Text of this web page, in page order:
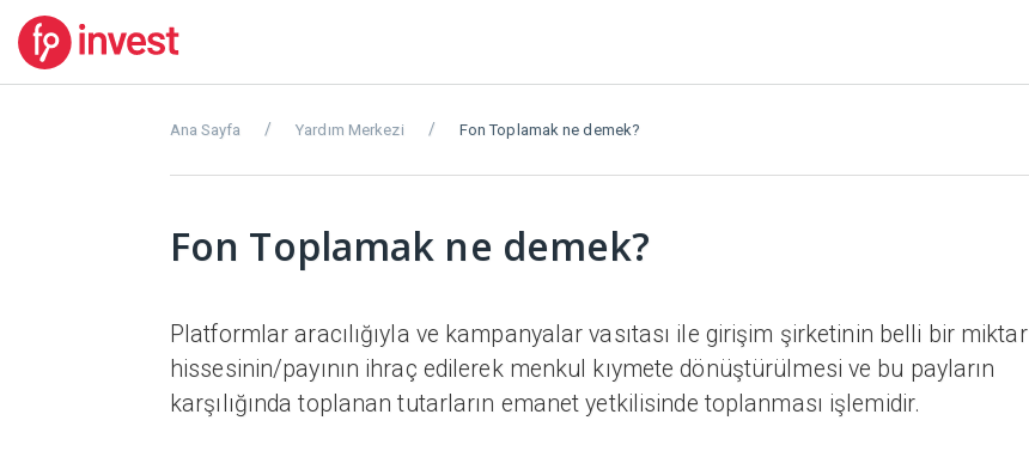
Ana Sayfa Yardım Merkezi Fon Toplamak ne demek?
Fon Toplamak ne demek?
Platformlar aracılığıyla ve kampanyalar vasıtası ile girişim şirketinin belli bir miktar
hissesinin/payının ihraç edilerek menkul kıymete dönüştürülmesi ve bu payların
karşılığında toplanan tutarların emanet yetkilisinde toplanması işlemidir.